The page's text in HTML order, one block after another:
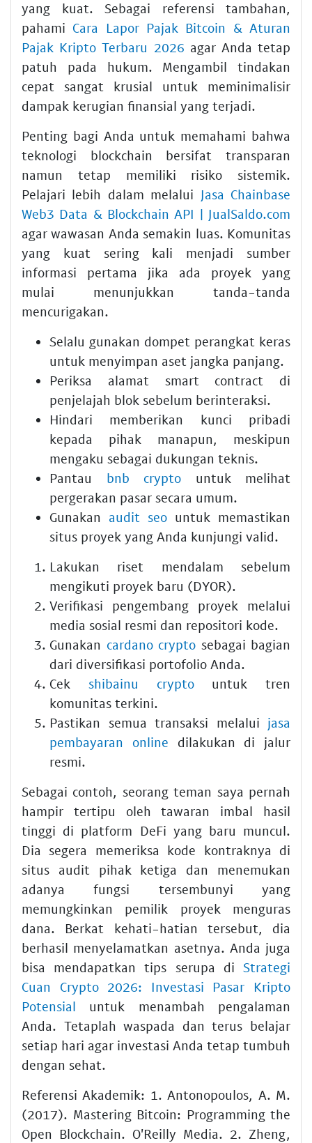
yang kuat. Sebagai referensi tambahan,
pahami Cara Lapor Pajak Bitcoin & Aturan
Pajak Kripto Terbaru 2026 agar Anda tetap
patuh pada hukum. Mengambil tindakan
cepat sangat krusial untuk meminimalisir
dampak kerugian finansial yang terjadi.
Penting bagi Anda untuk memahami bahwa
teknologi blockchain bersifat transparan
namun tetap memiliki risiko sistemik.
Pelajari lebih dalam melalui Jasa Chainbase
Web3 Data & Blockchain API | JualSaldo.com
agar wawasan Anda semakin luas. Komunitas
yang kuat sering kali menjadi sumber
informasi pertama jika ada proyek yang
mulai menunjukkan tanda-tanda
mencurigakan.
Selalu gunakan dompet perangkat keras
untuk menyimpan aset jangka panjang.
Periksa alamat smart contract di
penjelajah blok sebelum berinteraksi.
Hindari memberikan kunci pribadi
kepada pihak manapun, meskipun
mengaku sebagai dukungan teknis.
Pantau bnb crypto untuk melihat
pergerakan pasar secara umum.
Gunakan audit seo untuk memastikan
situs proyek yang Anda kunjungi valid.
Lakukan riset mendalam sebelum
mengikuti proyek baru (DYOR).
Verifikasi pengembang proyek melalui
media sosial resmi dan repositori kode.
Gunakan cardano crypto sebagai bagian
dari diversifikasi portofolio Anda.
Cek shibainu cryptountuk tren
komunitas terkini.
Pastikan semua transaksi melalui jasa
pembayaran online dilakukan di jalur
resmi.
Sebagai contoh, seorang teman saya pernah
hampir tertipu oleh tawaran imbal hasil
tinggi di platform DeFi yang baru muncul.
Dia segera memeriksa kode kontraknya di
situs audit pihak ketiga dan menemukan
adanya fungsi tersembunyi yang
memungkinkan pemilik proyek menguras
dana. Berkat kehati-hatian tersebut, dia
berhasil menyelamatkan asetnya. Anda juga
bisa mendapatkan tips serupa di Strategi
Cuan Crypto 2026: Investasi Pasar Kripto
Potensial untuk menambah pengalaman
Anda. Tetaplah waspada dan terus belajar
setiap hari agar investasi Anda tetap tumbuh
dengan sehat.
Referensi Akademik: 1. Antonopoulos, A. M.
(2017). Mastering Bitcoin: Programming the
Open Blockchain. O'Reilly Media. 2. Zheng,